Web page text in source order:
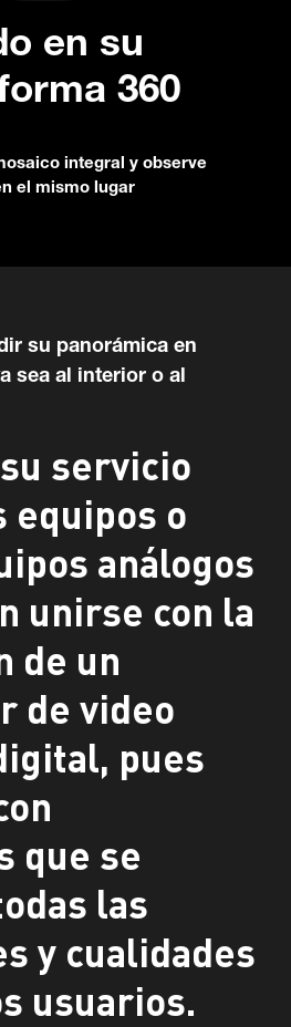
en su
360
integral y observe
el mismo lugar
su panorámica en
sea al interior o al
servicio
equipos o
análogos
unirse con la
de un
de video
pues
que se
las
y cualidades
usuarios.